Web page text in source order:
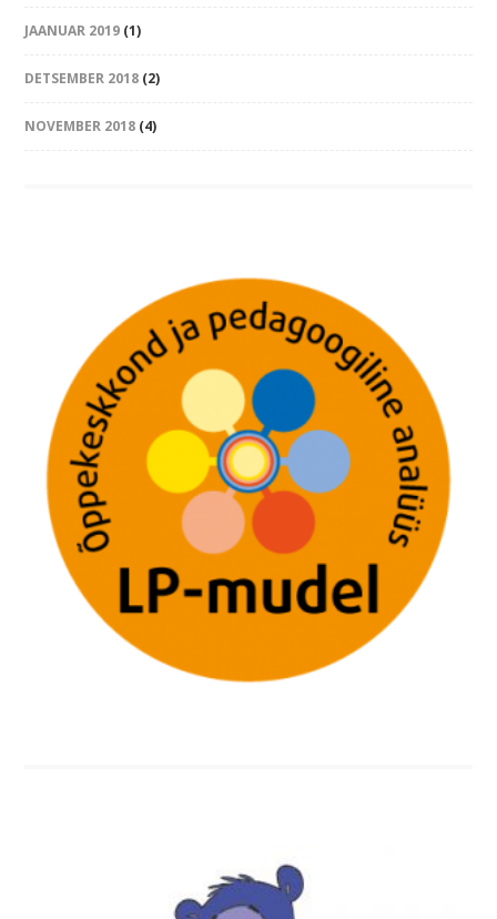
JAANUAR 2019 (1)
DETSEMBER 2018 (2)
NOVEMBER 2018 (4)